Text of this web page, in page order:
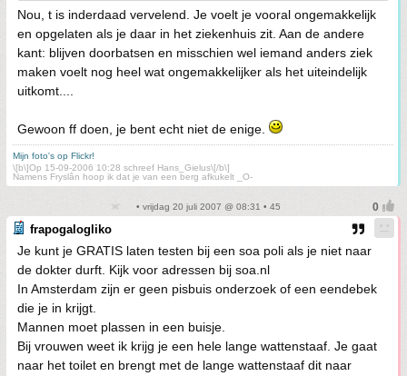
Nou, t is inderdaad vervelend. Je voelt je vooral ongemakkelijk
en opgelaten als je daar in het ziekenhuis zit. Aan de andere
kant: blijven doorbatsen en misschien wel iemand anders ziek
maken voelt nog heel wat ongemakkelijker als het uiteindelijk
uitkomt....
Gewoon ff doen, je bent echt niet de enige.
Mijn foto's op Flickr!
\[b\]Op 15-09-2006 10:28 schreef Hans_Gielus\[/b\]
Namens Fryslân hoop ik dat je van een berg afkukelt _O-
• vrijdag 20 juli 2007 @ 08:31 • 45
frapogalogliko
Je kunt je GRATIS laten testen bij een soa poli als je niet naar
de dokter durft. Kijk voor adressen bij soa.nl
In Amsterdam zijn er geen pisbuis onderzoek of een eendebek
die je in krijgt.
Mannen moet plassen in een buisje.
Bij vrouwen weet ik krijg je een hele lange wattenstaaf. Je gaat
naar het toilet en brengt met de lange wattenstaaf dit naar